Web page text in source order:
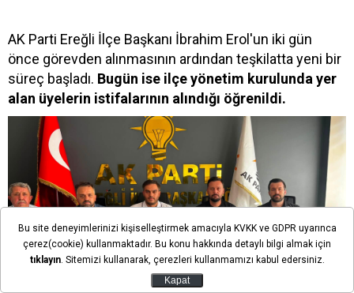
AK Parti Ereğli İlçe Başkanı İbrahim Erol'un iki gün
önce görevden alınmasının ardından teşkilatta yeni bir
süreç başladı. Bugün ise ilçe yönetim kurulunda yer
alan üyelerin istifalarının alındığı öğrenildi.
Bu site deneyimlerinizi kişiselleştirmek amacıyla KVKK ve GDPR uyarınca
çerez(cookie) kullanmaktadır. Bu konu hakkında detaylı bilgi almak için
tıklayın. Sitemizi kullanarak, çerezleri kullanmamızı kabul edersiniz.
Kapat